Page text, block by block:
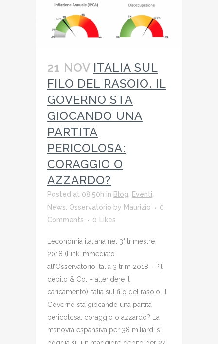
21 NOV ITALIA SUL
FILO DEL RASOIO. IL
GOVERNO STA
GIOCANDO UNA
PARTITA
PERICOLOSA:
CORAGGIO O
AZZARDO?
Posted at 08:50h in Blog Eventi
News Osservatorio by Maurizio
0
Comments
0 Likes
L’economia italiana nel 3° trimestre
2018 (Link immediato
all’Osservatorio Italia 3 trim 2018 - Pil,
debito & Co. – attendere il
caricamento) Italia sul filo del rasoio. Il
Governo sta giocando una partita
pericolosa: coraggio o azzardo? La
manovra espansiva per 38 miliardi si